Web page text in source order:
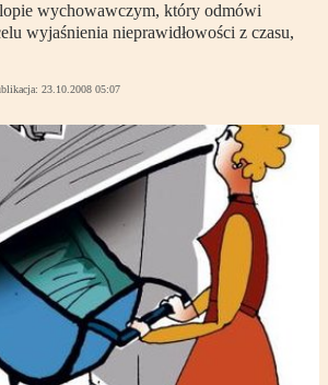
wychowawczym, który odmówi
wyjaśnienia nieprawidłowości z czasu,
23.10.2008 05:07